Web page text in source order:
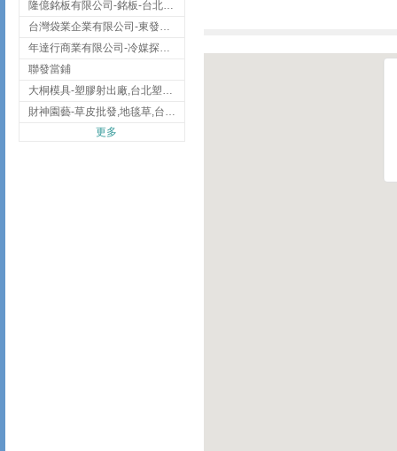
隆億銘板有限公司-銘板-台北銘板-板橋銘板
台灣袋業企業有限公司-東發企業社/台中太空袋/太空包
年達行商業有限公司-冷媒探漏儀,壓力錶組,真空泵浦,台北冷凍空調材料
聯發當鋪
大桐模具-塑膠射出廠,台北塑膠射出廠
財神園藝-草皮批發,地毯草,台北草,彰化地毯草,彰化台北草
更多